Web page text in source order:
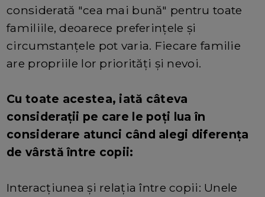
considerată "cea mai bună" pentru toate
familiile, deoarece preferințele și
circumstanțele pot varia. Fiecare familie
are propriile lor priorități și nevoi.
Cu toate acestea, iată câteva
considerații pe care le poți lua în
considerare atunci când alegi diferența
de vârstă între copii:
Interacțiunea și relația între copii: Unele